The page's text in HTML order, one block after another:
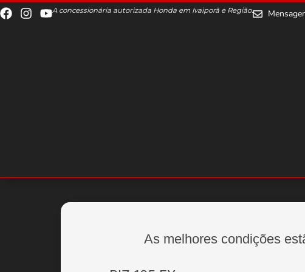
A concessionária autorizada Honda em Ivaiporã e Região.
As melhores condições